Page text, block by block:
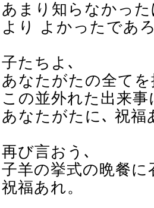
あまり知らなかっ
より よかったであ
子たちよ､
あなたがたの全て
この並外れた出来
あなたがたに､ 祝福
再び言おう､
子羊の挙式の晩餐
祝福あれ。